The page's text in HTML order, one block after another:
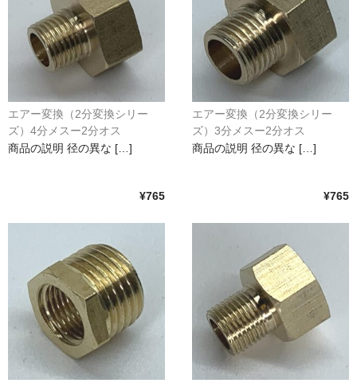
電流電圧計
シリンジ・シリンダ
水平器
フットスイッチ
アウトドア・ホビー
車・バイク
生活雑貨
実験・電子工作
工芸・アート
エアー変換（2分変換シリー
ズ）4分メスー2分オス
商品の説明 径の異な […]
¥765
エアー変換（2分変換シリー
ズ）3分メスー2分オス
商品の説明 径の異な […]
¥765